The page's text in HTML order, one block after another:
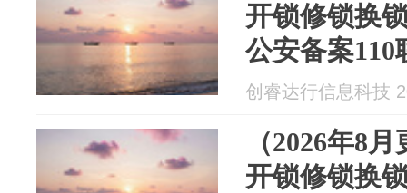
开锁修锁换
公安备案110
创睿达行信息科技
（2026年8
开锁修锁换